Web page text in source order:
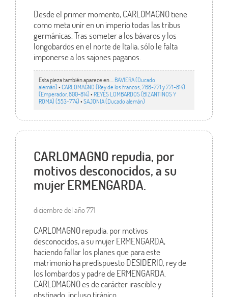
Desde el primer momento, CARLOMAGNO tiene
como meta unir en un imperio todas las tribus
germánicas. Tras someter a los bávaros y los
longobardos en el norte de Italia, sólo le falta
imponerse a los sajones paganos.
Esta pieza también aparece en ... BAVIERA (Ducado
alemán)•CARLOMAGNO (Rey de los francos, 768-771 y 771-814)
(Emperador, 800-814)• REYES LOMBARDOS (BIZANTINOS Y
ROMA) (553-774)•SAJONIA (Ducado alemán)
CARLOMAGNO repudia, por
motivos desconocidos, a su
mujer ERMENGARDA.
diciembre del año 771
CARLOMAGNO repudia, por motivos
desconocidos, a su mujer ERMENGARDA,
haciendo fallar los planes que para este
matrimonio ha predispuesto DESIDERIO, rey de
los lombardos y padre de ERMENGARDA.
CARLOMAGNO es de carácter irascible y